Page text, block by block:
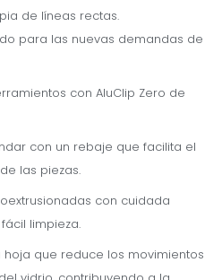
de líneas rectas.
para las nuevas demandas de
con AluClip Zero de
con un rebaje que facilita el
las piezas.
con cuidada
limpieza.
que reduce los movimientos